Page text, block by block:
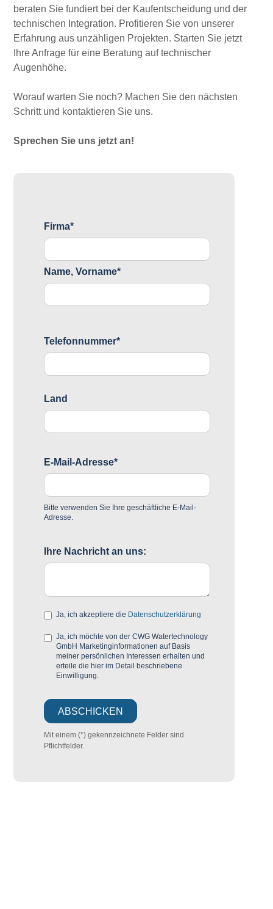
beraten Sie fundiert bei der Kaufentscheidung und der
technischen Integration. Profitieren Sie von unserer
Erfahrung aus unzähligen Projekten. Starten Sie jetzt
Ihre Anfrage für eine Beratung auf technischer
Augenhöhe.
Worauf warten Sie noch? Machen Sie den nächsten
Schritt und kontaktieren Sie uns.
Sprechen Sie uns jetzt an!
Firma*
Name, Vorname*
Telefonnummer*
Land
E-Mail-Adresse*
Bitte verwenden Sie Ihre geschäftliche E-Mail-
Adresse.
Ihre Nachricht an uns:
Ja, ich akzeptiere die Datenschutzerklärung
Ja, ich möchte von der CWG Watertechnology
GmbH Marketinginformationen auf Basis
meiner persönlichen Interessen erhalten und
erteile die hier im Detail beschriebene
Einwilligung.
Mit einem (*) gekennzeichnete Felder sind
Pflichtfelder.